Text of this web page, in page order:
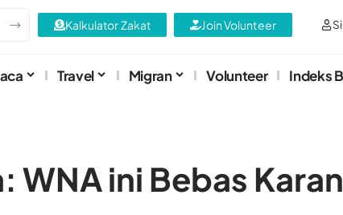
Kalkulator Zakat Join Volunteer
Travel Migran Volunteer Indeks
ini Bebas